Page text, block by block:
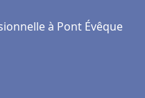
à Pont Évêque